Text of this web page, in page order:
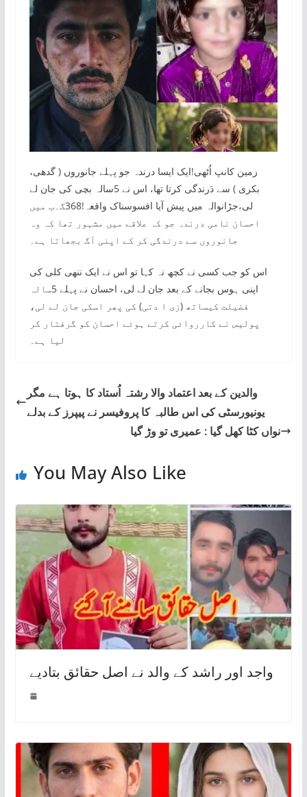
زمین کانپ اُٹھی!ایک ایسا درندہ جو پہلے جانوروں ( گدھی،
بکری ) سے دَرندگی کرتا تھا، اس نے 5سالہ بچی کی جان لے
لی،جڑانوالہ میں پیش آیا افسوسناک واقعہ!368گ۔ب میں
احسان نامی درندہ جو کہ علاقے میں مشہور تھا کہ وہ
جانوروں سے درندگی کر کے اپنی آگ بجھاتا ہے۔
اس کو جب کسی نے کچھ نہ کہا تو اس نے ایک ننھی کلی کی
اپنی ہوس بجانے کے بعد جان لے لی، احسان نے پہلے 5سالہ
فضیلت کیساتھ (زی ا دتی) کی پھر اسکی جان لے لی،
پولیس نے کارروائی کرتے ہوئے احسان کو گرفتار کر
لیا ہے۔
والدین کے بعد اعتماد والا رشتہ اُستاد کا ہوتا ہے مگر
یونیورسٹی کی اس طالبہ کا پروفیسر نے پیپرز کے بدلے
نواں کٹا کھل گیا : عمیری تو وڑ گیا
You May Also Like
واجد اور راشد کے والد نے اصل حقائق بتادیے